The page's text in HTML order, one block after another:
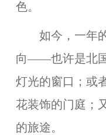
色。
如今，一年的
向——也许是北
灯光的窗口；或
花装饰的门庭；
的旅途。